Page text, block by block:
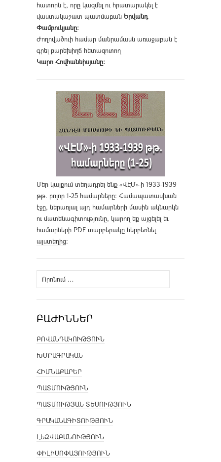
հատորն է, որը կազմել ու հրատարակել է
վաստակաշատ պատմաբան Երվանդ
Փամբուկյանը։
Ժողովածուի համար մանրամասն առաջաբան է
գրել բարեխիղճ հետազոտող
Կարո Հովհաննիսյանը։
Մեր կայքում տեղադրել ենք «ՎԷՄ»-ի 1933-1939
թթ. բոլոր 1-25 համարները։ Համապատասխան
էջը, ներառյալ այդ համարների մասին ակնարկն
ու մատենագիտությունը, կարող եք այցելել եւ
համարների PDF տարբերակը ներբեռնել
այստեղից։
Որոնել՝
ԲԱԺԻՆՆԵՐ
ԲՈՎԱՆԴԱԿՈՒԹՅՈՒՆ
ԽՄԲԱԳՐԱԿԱՆ
ՀԻՄՆԱՔԱՐԵՐ
ՊԱՏՄՈՒԹՅՈՒՆ
ՊԱՏՄՈՒԹՅԱՆ ՏԵՍՈՒԹՅՈՒՆ
ԳՐԱԿԱՆԱԳԻՏՈՒԹՅՈՒՆ
ԼԵԶՎԱԲԱՆՈՒԹՅՈՒՆ
ՓԻԼԻՍՈՓԱՅՈՒԹՅՈՒՆ